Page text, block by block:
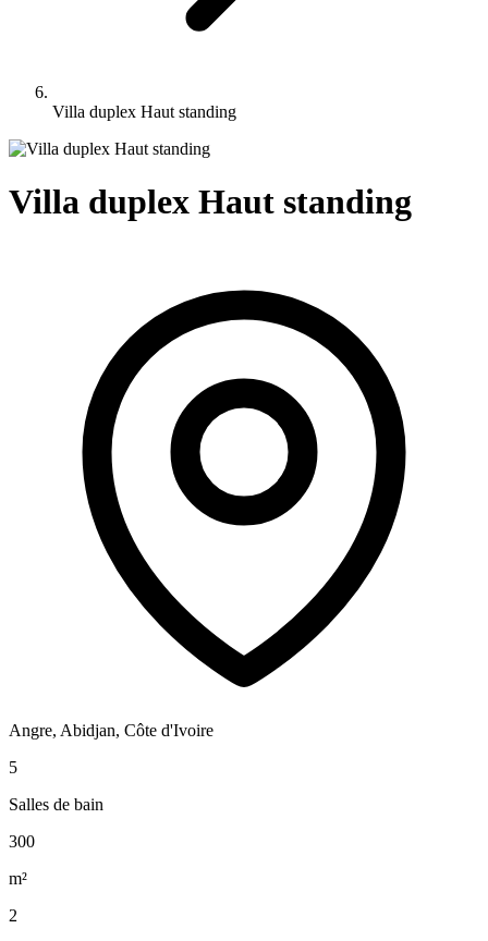
Villa duplex Haut standing
Villa duplex Haut standing
Angre, Abidjan, Côte d'Ivoire
5
Salles de bain
300
m²
2